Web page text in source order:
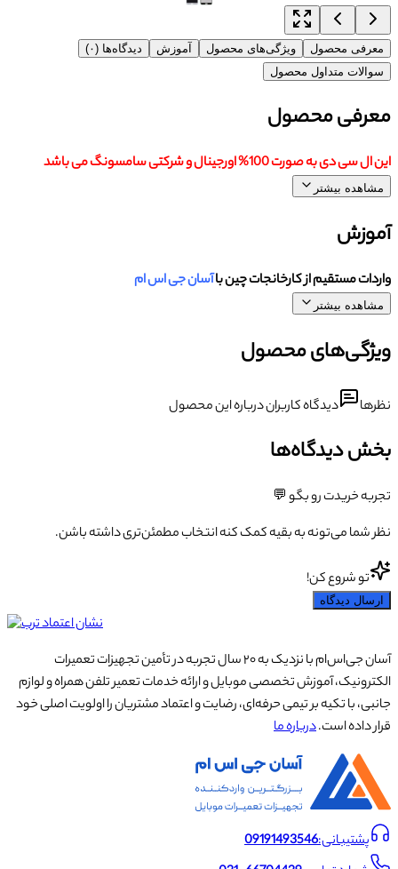
معرفی محصول ویژگی‌های محصول آموزش
دیدگاه‌ها (۰)
سوالات متداول محصول
معرفی محصول
این ال سی دی به صورت 100% اورجینال و شرکتی سامسونگ می باشد
مشاهده بیشتر
آموزش
واردات مستقیم از کارخانجات چین باآسان جی اس ام
مشاهده بیشتر
ویژگی‌های محصول
نظرها دیدگاه کاربران درباره این محصول
بخش دیدگاه‌ها
تجربه خریدت رو بگو 💬
نظر شما می‌تونه به بقیه کمک کنه انتخاب مطمئن‌تری داشته باشن.
تو شروع کن!
ارسال دیدگاه
آسان جی‌اس‌ام با نزدیک به ۲۰ سال تجربه در تأمین تجهیزات تعمیرات
الکترونیک، آموزش تخصصی موبایل و ارائه خدمات تعمیر تلفن همراه و لوازم
جانبی، با تکیه بر تیمی حرفه‌ای، رضایت و اعتماد مشتریان را اولویت اصلی خود
قرار داده است.درباره ما
پشتیبانی:09191493546